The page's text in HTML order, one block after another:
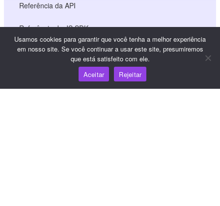
Referência da API
Referência do JS SDK
Centro de conhecimento
Usamos cookies para garantir que você tenha a melhor experiência
em nosso site. Se você continuar a usar este site, presumiremos
que está satisfeito com ele.
Aceitar
Rejeitar